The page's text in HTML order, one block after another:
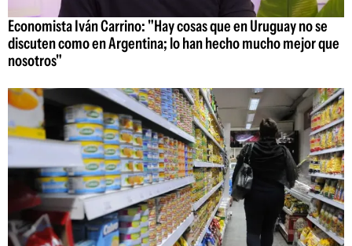
Economista Iván Carrino: "Hay cosas que en Uruguay no se
discuten como en Argentina; lo han hecho mucho mejor que
nosotros"